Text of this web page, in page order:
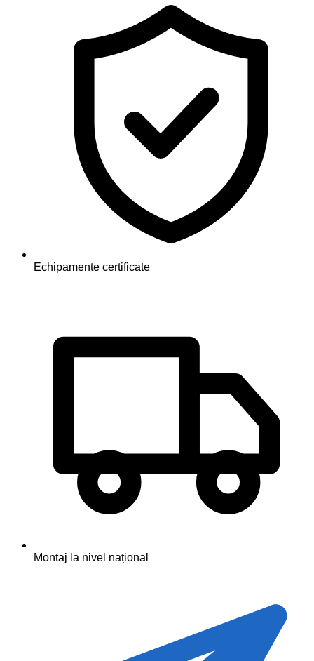
Echipamente certificate
Montaj la nivel național